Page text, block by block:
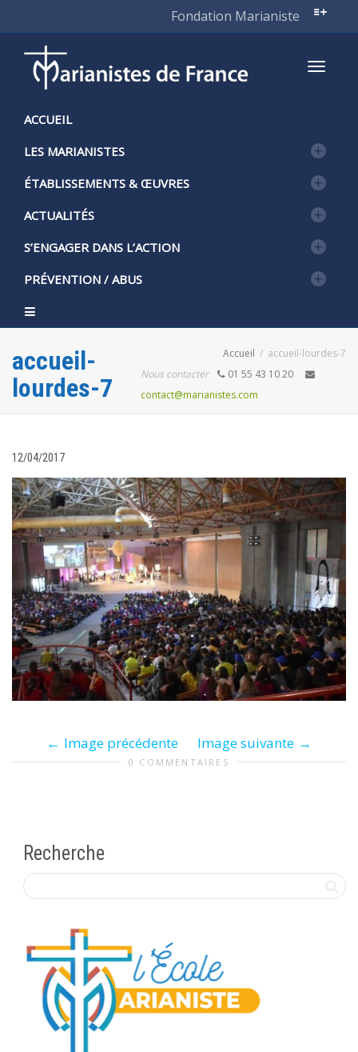
Fondation Marianiste
ACCUEIL
LES MARIANISTES
ÉTABLISSEMENTS & ŒUVRES
ACTUALITÉS
S’ENGAGER DANS L’ACTION
PRÉVENTION / ABUS
accueil-
lourdes-7
Accueil
accueil-lourdes-7
Nous contacter
01 55 43 10 20
contact@marianistes.com
12/04/2017
Image précédente Image suivante
0 COMMENTAIRES
Recherche